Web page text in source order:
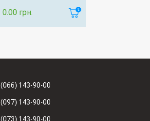
0.00 грн.
(066) 143-90-00
(097) 143-90-00
(073) 143-90-00